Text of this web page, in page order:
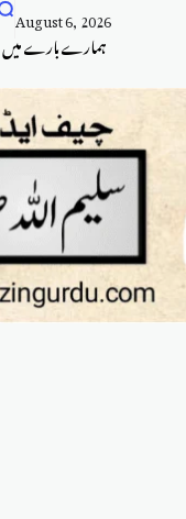
ہمارے بارے میں
August 6, 2026